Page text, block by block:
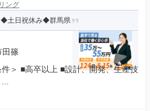
ング
土日祝休み◆群馬県
田篠
＞ ■高卒以上 ■設計、開発、生産技